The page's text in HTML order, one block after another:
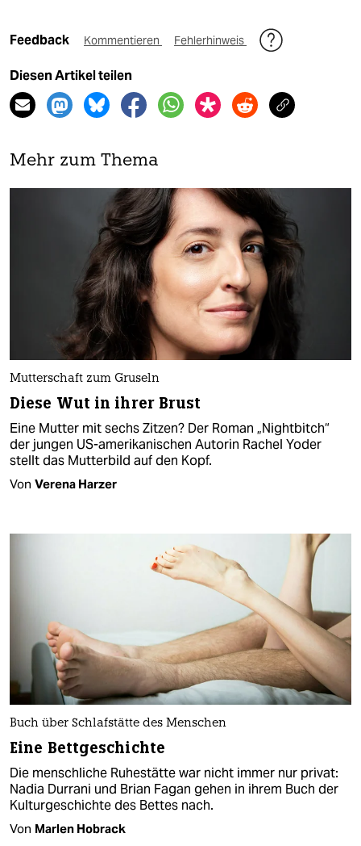
Feedback Kommentieren Fehlerhinweis
Diesen Artikel teilen
Mehr zum Thema
Mutterschaft zum Gruseln
Diese Wut in ihrer Brust
Eine Mutter mit sechs Zitzen? Der Roman „Nightbitch“
der jungen US-amerikanischen Autorin Rachel Yoder
stellt das Mutterbild auf den Kopf.
Von Verena Harzer
Buch über Schlafstätte des Menschen
Eine Bettgeschichte
Die menschliche Ruhestätte war nicht immer nur privat:
Nadia Durrani und Brian Fagan gehen in ihrem Buch der
Kulturgeschichte des Bettes nach.
Von Marlen Hobrack